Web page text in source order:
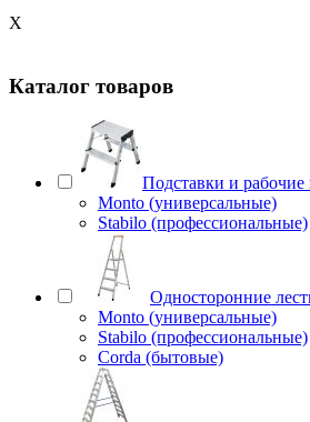
X
Каталог товаров
Подставки и
Monto (универсальные)
Stabilo (профессиональные)
Односторонние
Monto (универсальные)
Stabilo (профессиональные)
Corda (бытовые)